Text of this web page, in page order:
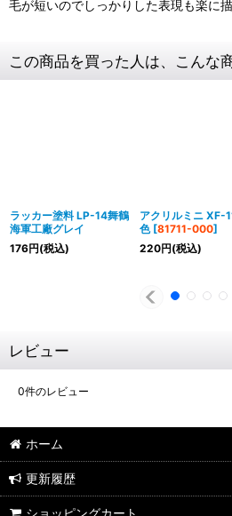
毛が短いのでしっかりした表現も楽に描
この商品を買った人は、こんな
ラッカー塗料 LP-14舞鶴
海軍工廠グレイ
176円(税込)
アクリルミニ XF-
色 [81711-000]
220円(税込)
レビュー
0件のレビュー
ホーム
更新履歴
ショッピングカート